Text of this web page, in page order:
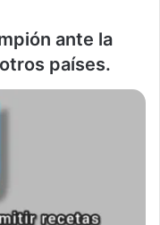
ante la
países.